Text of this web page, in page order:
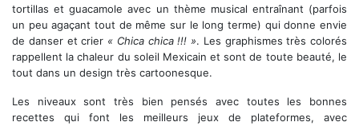
tortillas et guacamole avec un thème musical entraînant (parfois
un peu agaçant tout de même sur le long terme) qui donne envie
de danser et crier « Chica chica !!! ». Les graphismes très colorés
rappellent la chaleur du soleil Mexicain et sont de toute beauté, le
tout dans un design très cartoonesque.
Les niveaux sont très bien pensés avec toutes les bonnes
recettes qui font les meilleurs jeux de plateformes, avec